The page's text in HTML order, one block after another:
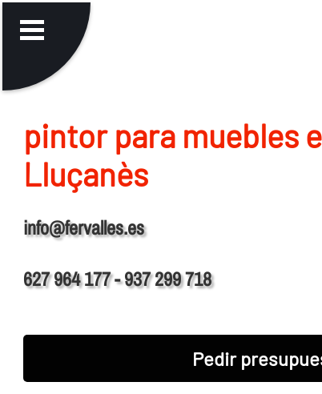
pintor para muebles
Lluçanès
info@fervalles.es
627 964 177 - 937 299 718
Pedir